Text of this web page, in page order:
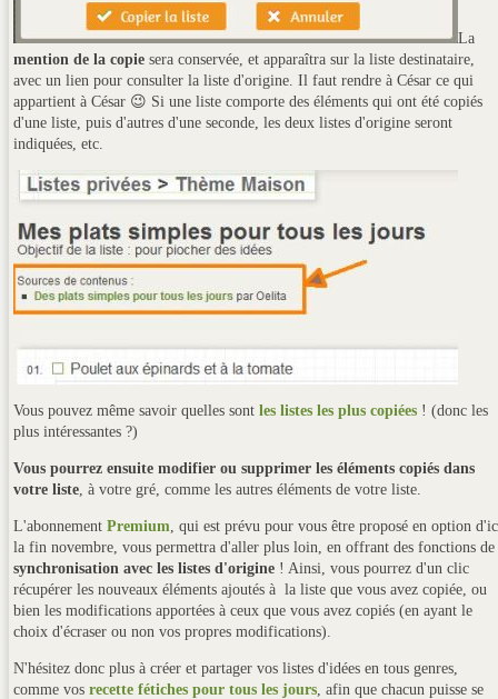
La
mention de la copie sera conservée, et apparaîtra sur la liste destinataire,
avec un lien pour consulter la liste d'origine. Il faut rendre à César ce qui
appartient à César 😉 Si une liste comporte des éléments qui ont été copiés
d'une liste, puis d'autres d'une seconde, les deux listes d'origine seront
indiquées, etc.
Vous pouvez même savoir quelles sont les listes les plus copiées ! (donc les
plus intéressantes ?)
Vous pourrez ensuite modifier ou supprimer les éléments copiés dans
votre liste, à votre gré, comme les autres éléments de votre liste.
L'abonnement Premium, qui est prévu pour vous être proposé en option
la fin novembre, vous permettra d'aller plus loin, en offrant des fonctions de
synchronisation avec les listes d'origine ! Ainsi, vous pourrez d'un clic
récupérer les nouveaux éléments ajoutés à la liste que vous avez copiée, ou
bien les modifications apportées à ceux que vous avez copiés (en ayant le
choix d'écraser ou non vos propres modifications).
N'hésitez donc plus à créer et partager vos listes d'idées en tous genres,
comme vos recette fétiches pour tous les jours, afin que chacun puisse se